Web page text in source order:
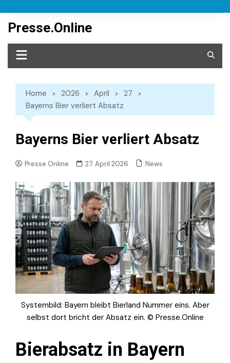
content
Presse.Online
Home 2026 April
27
Bayerns Bier verliert Absatz
Bayerns Bier verliert Absatz
Presse.Online 27. April 2026 News
Systembild: Bayern bleibt Bierland Nummer eins. Aber
selbst dort bricht der Absatz ein. © Presse.Online
Bierabsatz in Bayern